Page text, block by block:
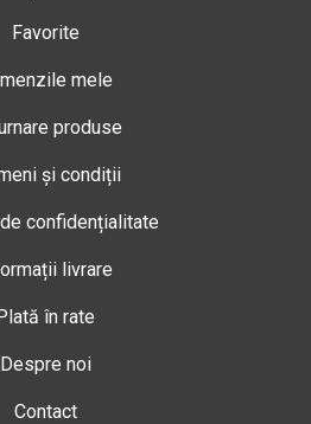
Favorite
mele
produse
și condiții
confidențialitate
livrare
în rate
Despre noi
Contact